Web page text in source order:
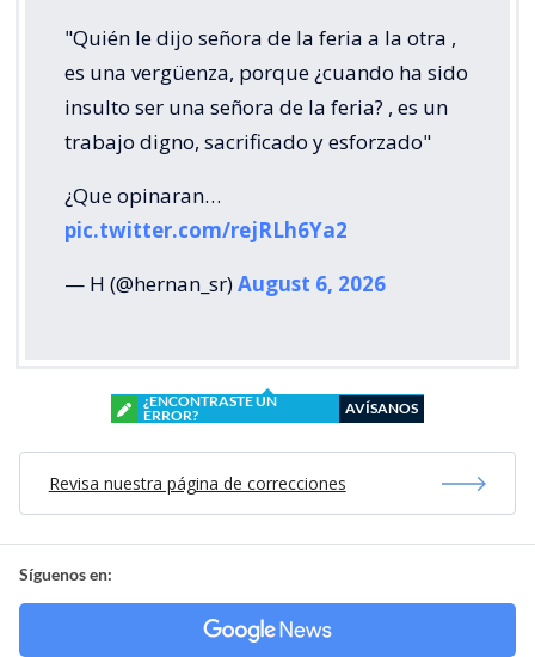
"Quién le dijo señora de la feria a la otra ,
es una vergüenza, porque ¿cuando ha sido
insulto ser una señora de la feria? , es un
trabajo digno, sacrificado y esforzado"
¿Que opinaran…
pic.twitter.com/rejRLh6Ya2
— H (@hernan_sr)August 6, 2026
¿ENCONTRASTE UN
ERROR?
AVÍSANOS
Revisa nuestra página de correcciones
Síguenos en: